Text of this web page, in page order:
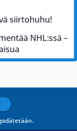
siirtohuhu!
NHL:ssä –